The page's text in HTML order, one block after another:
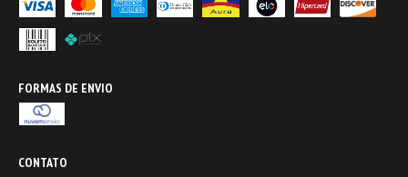
FORMAS DE ENVIO
CONTATO